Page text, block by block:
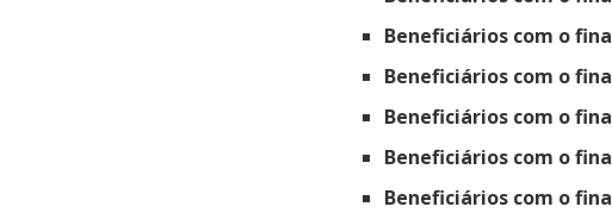
Beneficiários com o
Beneficiários com o
Beneficiários com o
Beneficiários com o
Beneficiários com o